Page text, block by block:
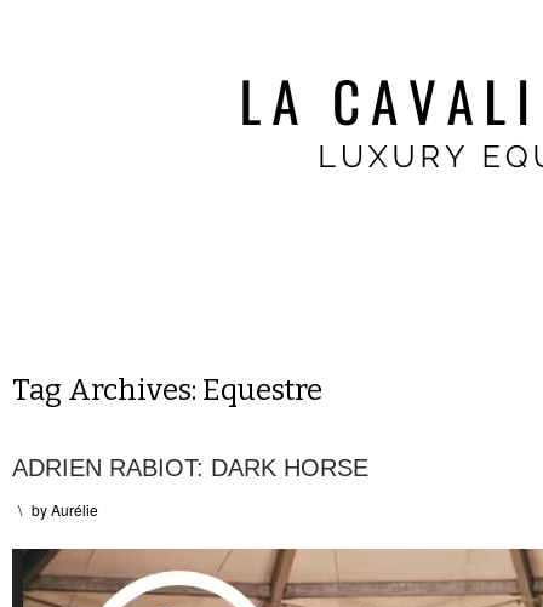
Tag Archives: Equestre
ADRIEN RABIOT: DARK HORSE
\ byAurélie
Lecteur
vidéo